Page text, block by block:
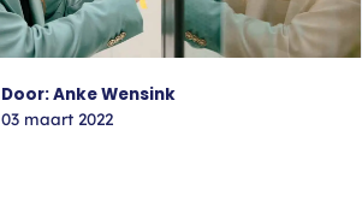
Door: Anke Wensink
03 maart 2022